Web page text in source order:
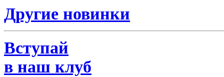
Другие новинки
Вступай
в наш клуб